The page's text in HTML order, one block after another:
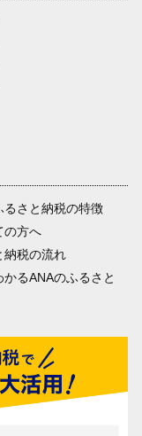
るさと納税の特徴
の方へ
納税の流れ
かるANAのふるさと